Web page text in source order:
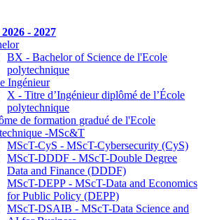
- 2027
BX - Bachelor of Science de l'Ecole
polytechnique
Ingénieur
X - Titre d’Ingénieur diplômé de l’École
polytechnique
de formation gradué de l'Ecole
-MSc&T
MScT-CyS - MScT-Cybersecurity (CyS)
MScT-DDDF - MScT-Double Degree
Data and Finance (DDDF)
MScT-DEPP - MScT-Data and Economics
for Public Policy (DEPP)
MScT-DSAIB - MScT-Data Science and